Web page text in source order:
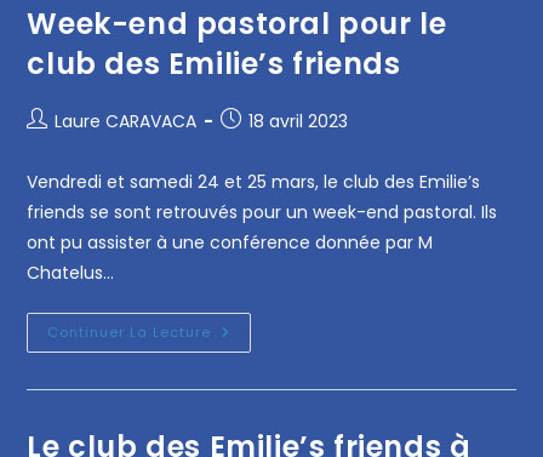
Week-end pastoral pour le
club des Emilie’s friends
Laure CARAVACA 18 avril 2023
Vendredi et samedi 24 et 25 mars, le club des Emilie’s
friends se sont retrouvés pour un week-end pastoral. Ils
ont pu assister à une conférence donnée par M
Chatelus…
Continuer La Lecture
Le club des Emilie’s friends à